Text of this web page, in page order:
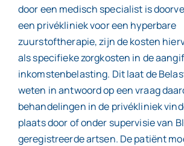
door een medisch specialist is
een privékliniek voor een hyperbare
zuurstoftherapie, zijn de kosten
als specifieke zorgkosten in de
inkomstenbelasting. Dit laat de
weten in antwoord op een vraag
behandelingen in de privékliniek
plaats door of onder supervisie van
geregistreerde artsen. De patiënt